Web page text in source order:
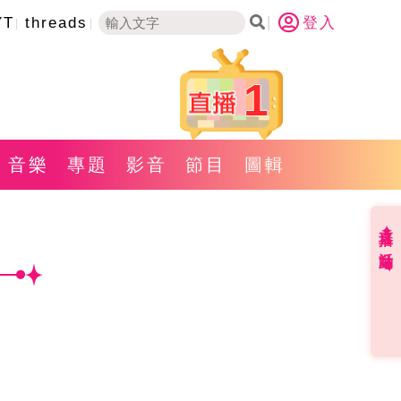
threads 登入
1
音樂 專題 影音 節目 圖輯
直播✦活動